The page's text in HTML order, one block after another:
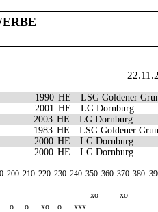
1990 HE
LSG Goldener
2001 HE
LG Dornburg
2003 HE
LG Dornburg
1983 HE
LSG Goldener
2000 HE
LG Dornburg
2000 HE LG Dornburg
200 210 220 230 240 350 360 370 380
—– —– —– —– —– —– —– —– —–
– – – – – xo – xo –
–
o o xo o
xxx